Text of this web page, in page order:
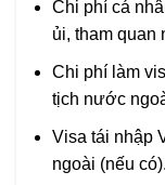
Chi phí cá
ủi, tham quan
Chi phí làm
tịch nước
Visa tái nhập
ngoài (nếu có).